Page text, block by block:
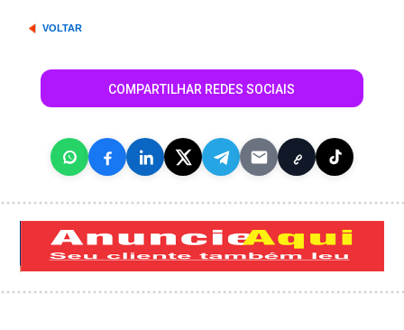
VOLTAR
COMPARTILHAR REDES SOCIAIS